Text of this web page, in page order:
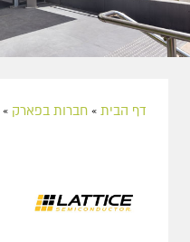
דף הבית » חברות בפארק »